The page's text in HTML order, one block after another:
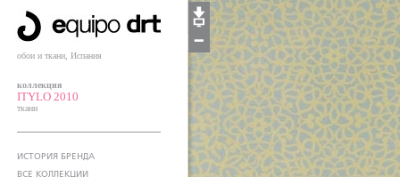
обои и ткани, Испания
коллекция
ITYLO 2010
ткани
ИСТОРИЯ БРЕНДА
ВСЕ КОЛЛЕКЦИИ